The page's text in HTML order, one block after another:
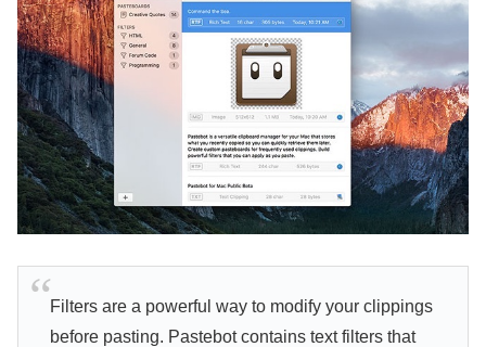
Filters are a powerful way to modify your clippings
before pasting. Pastebot contains text filters that